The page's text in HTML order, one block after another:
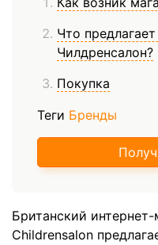
Что
Чилдренсалон?
Покупка
Теги Бренды
Британский
Childrensalon